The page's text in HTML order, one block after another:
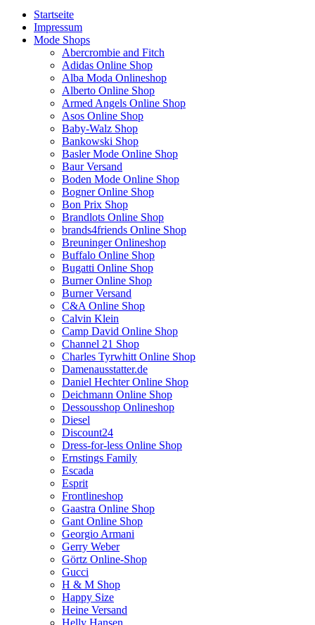
Startseite
Impressum
Mode Shops
Abercrombie and Fitch
Adidas Online Shop
Alba Moda Onlineshop
Alberto Online Shop
Armed Angels Online Shop
Asos Online Shop
Baby-Walz Shop
Bankowski Shop
Basler Mode Online Shop
Baur Versand
Boden Mode Online Shop
Bogner Online Shop
Bon Prix Shop
Brandlots Online Shop
brands4friends Online Shop
Breuninger Onlineshop
Buffalo Online Shop
Bugatti Online Shop
Burner Online Shop
Burner Versand
C&A Online Shop
Calvin Klein
Camp David Online Shop
Channel 21 Shop
Charles Tyrwhitt Online Shop
Damenausstatter.de
Daniel Hechter Online Shop
Deichmann Online Shop
Dessousshop Onlineshop
Diesel
Discount24
Dress-for-less Online Shop
Ernstings Family
Escada
Esprit
Frontlineshop
Gaastra Online Shop
Gant Online Shop
Georgio Armani
Gerry Weber
Görtz Online-Shop
Gucci
H & M Shop
Happy Size
Heine Versand
Helly Hansen